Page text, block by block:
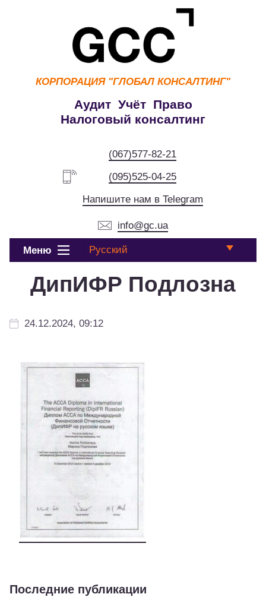
КОРПОРАЦИЯ "ГЛОБАЛ КОНСАЛТИНГ"
Аудит Учёт Право
Налоговый консалтинг
(067)577-82-21
(095)525-04-25
Напишите нам в Telegram
info@gc.ua
Меню Русский
ДипИФР Подлозна
24.12.2024, 09:12
Последние публикации